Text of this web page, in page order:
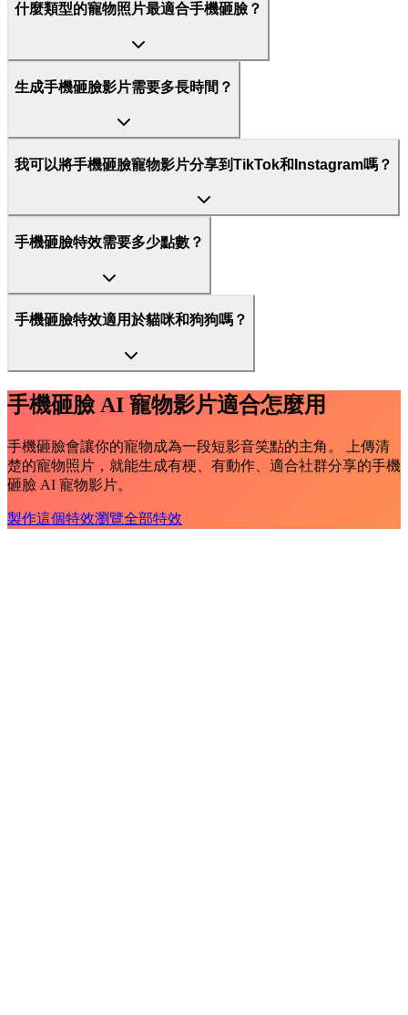
什麼類型的寵物照片最適合手機砸臉？
生成手機砸臉影片需要多長時間？
我可以將手機砸臉寵物影片分享到TikTok和Instagram嗎？
手機砸臉特效需要多少點數？
手機砸臉特效適用於貓咪和狗狗嗎？
手機砸臉 AI 寵物影片適合怎麼用
手機砸臉會讓你的寵物成為一段短影音笑點的主角。 上傳清
楚的寵物照片，就能生成有梗、有動作、適合社群分享的手機
砸臉 AI 寵物影片。
製作這個特效瀏覽全部特效